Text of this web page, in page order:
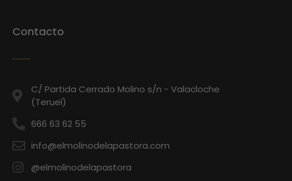
Contacto
C/ Partida Cerrado Molino s/n - Valacloche
(Teruel)
666 63 62 55
info@elmolinodelapastora.com
@elmolinodelapastora